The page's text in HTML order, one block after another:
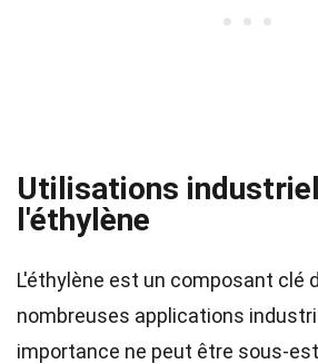
Utilisations
l'éthylène
L'éthylène est un composant clé
nombreuses applications
importance ne peut être sous-